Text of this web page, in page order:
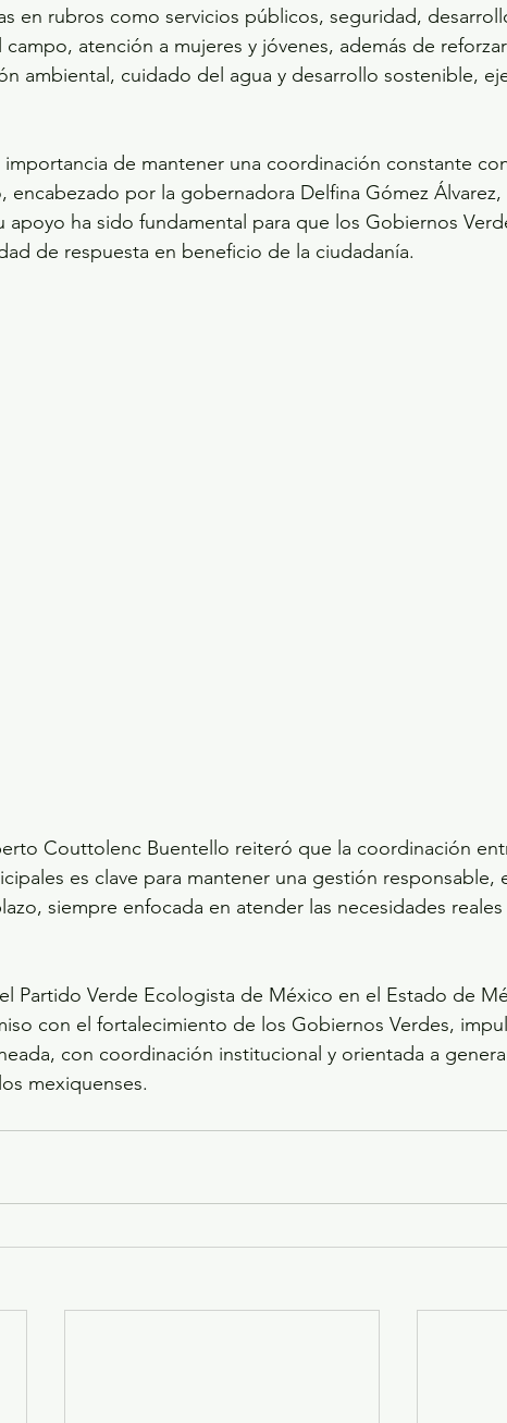
en rubros como servicios públicos, seguridad,
atención a mujeres y jóvenes, además de
ambiental, cuidado del agua y desarrollo sostenible,
importancia de mantener una coordinación constante
encabezado por la gobernadora Delfina Gómez Álvarez,
ha sido fundamental para que los Gobiernos
de respuesta en beneficio de la ciudadanía.
Couttolenc Buentello reiteró que la coordinación
es clave para mantener una gestión responsable,
siempre enfocada en atender las necesidades reales
Partido Verde Ecologista de México en el Estado de
con el fortalecimiento de los Gobiernos Verdes,
con coordinación institucional y orientada a
mexiquenses.